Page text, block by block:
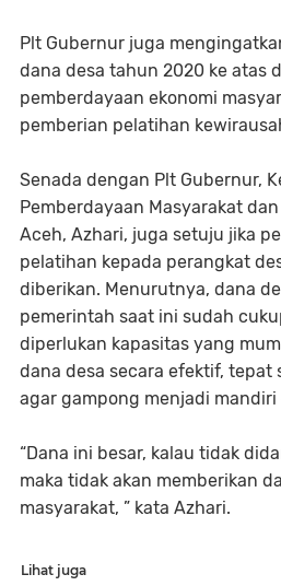
Plt Gubernur juga
dana desa tahun 2020 ke atas
pemberdayaan ekonomi
pemberian pelatihan
Senada dengan Plt Gubernur,
Pemberdayaan Masyarakat dan
Aceh, Azhari, juga setuju jika
pelatihan kepada perangkat
diberikan. Menurutnya, dana
pemerintah saat ini sudah
diperlukan kapasitas yang
dana desa secara efektif, tepat
agar gampong menjadi
“Dana ini besar, kalau tidak
maka tidak akan memberikan
masyarakat, ” kata Azhari.
Lihat juga